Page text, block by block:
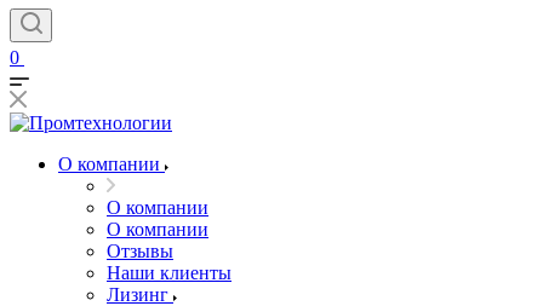
0
О компании
О компании
О компании
Отзывы
Наши клиенты
Лизинг